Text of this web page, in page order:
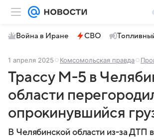
Война в Иране СВО
1 апреля 2025 Комсомольская правда
Трассу М-5 в
области
опрокинувшийся
В Челябинской области из-за ДТП